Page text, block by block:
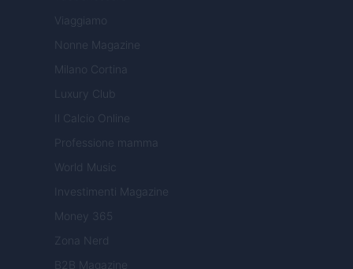
Viaggiamo
Nonne Magazine
Milano Cortina
Luxury Club
Il Calcio Online
Professione mamma
World Music
Investimenti Magazine
Money 365
Zona Nerd
B2B Magazine